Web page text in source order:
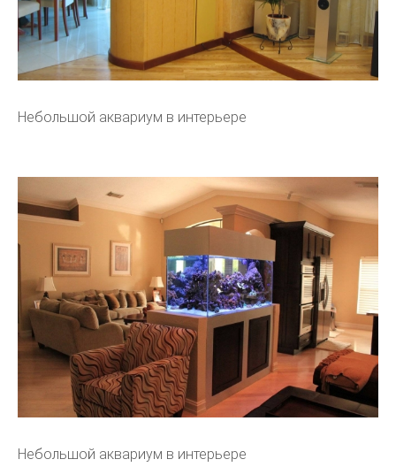
Небольшой аквариум в интерьере
Небольшой аквариум в интерьере